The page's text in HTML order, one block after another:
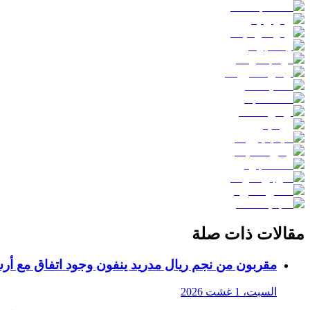
مقالات ذات صلة
مقربون من نجم ريال مدريد ينفون وجود اتفاق مع
السبت، 1 غشت 2026